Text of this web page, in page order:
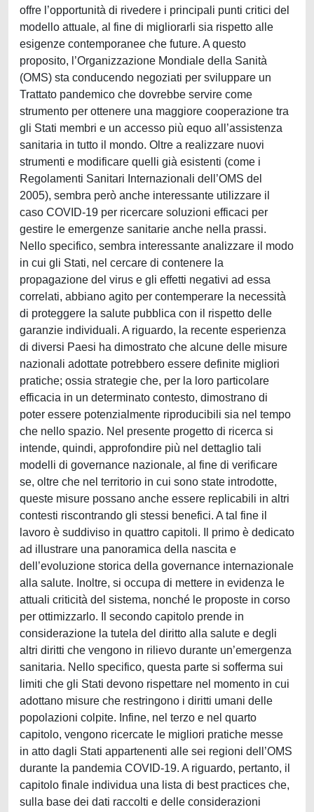
offre l’opportunità di rivedere i principali punti critici del
modello attuale, al fine di migliorarli sia rispetto alle
esigenze contemporanee che future. A questo
proposito, l’Organizzazione Mondiale della Sanità
(OMS) sta conducendo negoziati per sviluppare un
Trattato pandemico che dovrebbe servire come
strumento per ottenere una maggiore cooperazione tra
gli Stati membri e un accesso più equo all’assistenza
sanitaria in tutto il mondo. Oltre a realizzare nuovi
strumenti e modificare quelli già esistenti (come i
Regolamenti Sanitari Internazionali dell’OMS del
2005), sembra però anche interessante utilizzare il
caso COVID-19 per ricercare soluzioni efficaci per
gestire le emergenze sanitarie anche nella prassi.
Nello specifico, sembra interessante analizzare il modo
in cui gli Stati, nel cercare di contenere la
propagazione del virus e gli effetti negativi ad essa
correlati, abbiano agito per contemperare la necessità
di proteggere la salute pubblica con il rispetto delle
garanzie individuali. A riguardo, la recente esperienza
di diversi Paesi ha dimostrato che alcune delle misure
nazionali adottate potrebbero essere definite migliori
pratiche; ossia strategie che, per la loro particolare
efficacia in un determinato contesto, dimostrano di
poter essere potenzialmente riproducibili sia nel tempo
che nello spazio. Nel presente progetto di ricerca si
intende, quindi, approfondire più nel dettaglio tali
modelli di governance nazionale, al fine di verificare
se, oltre che nel territorio in cui sono state introdotte,
queste misure possano anche essere replicabili in altri
contesti riscontrando gli stessi benefici. A tal fine il
lavoro è suddiviso in quattro capitoli. Il primo è dedicato
ad illustrare una panoramica della nascita e
dell’evoluzione storica della governance internazionale
alla salute. Inoltre, si occupa di mettere in evidenza le
attuali criticità del sistema, nonché le proposte in corso
per ottimizzarlo. Il secondo capitolo prende in
considerazione la tutela del diritto alla salute e degli
altri diritti che vengono in rilievo durante un’emergenza
sanitaria. Nello specifico, questa parte si sofferma sui
limiti che gli Stati devono rispettare nel momento in cui
adottano misure che restringono i diritti umani delle
popolazioni colpite. Infine, nel terzo e nel quarto
capitolo, vengono ricercate le migliori pratiche messe
in atto dagli Stati appartenenti alle sei regioni dell’OMS
durante la pandemia COVID-19. A riguardo, pertanto, il
capitolo finale individua una lista di best practices che,
sulla base dei dati raccolti e delle considerazioni